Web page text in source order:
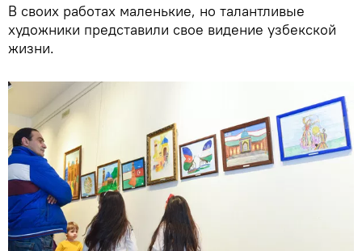
В своих работах маленькие, но талантливые
художники представили свое видение узбекской
жизни.